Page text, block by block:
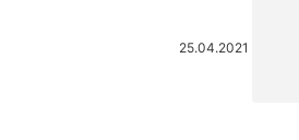
25.04.2021